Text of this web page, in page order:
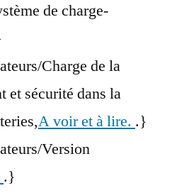
de charge-
Charge de la
et sécurité dans la
A voir et à lire. .}
Version
.}